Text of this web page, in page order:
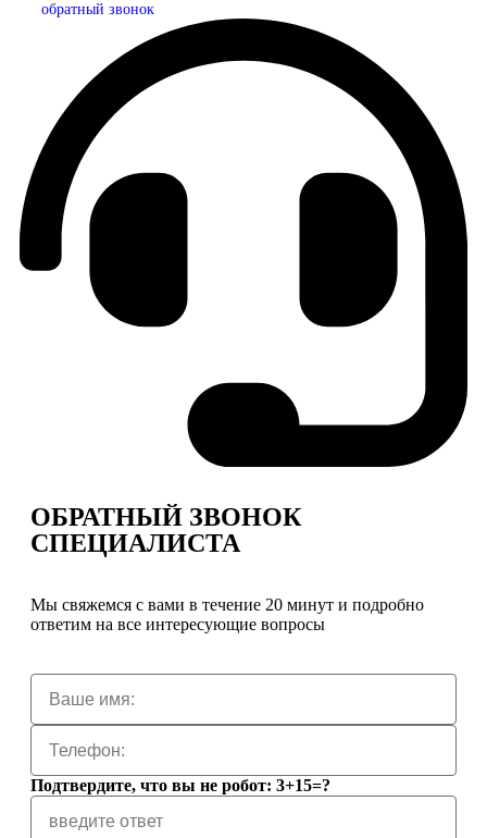
обратный звонок
ОБРАТНЫЙ ЗВОНОК
СПЕЦИАЛИСТА
Мы свяжемся с вами в течение 20 минут и подробно
ответим на все интересующие вопросы
Подтвердите, что вы не робот: 3+15=?